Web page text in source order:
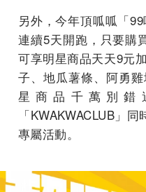
另外，今年頂呱呱「
連續5天開跑，只要購
可享明星商品天天9元
子、地瓜薯條、阿勇
星商品千萬別錯
「KWAKWACLUB」
專屬活動。